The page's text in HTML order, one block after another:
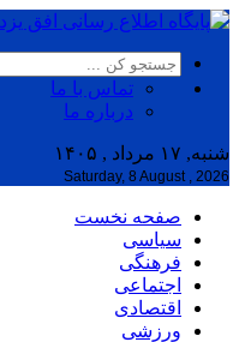
تماس با ما
درباره ما
شنبه, ۱۷ مرداد , ۱۴۰۵
Saturday, 8 August , 2026
صفحه نخست
سیاسی
فرهنگی
اجتماعی
اقتصادی
ورزشی